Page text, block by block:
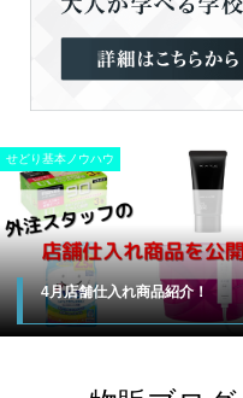
せどり基本ノウハウ
2月実績記事